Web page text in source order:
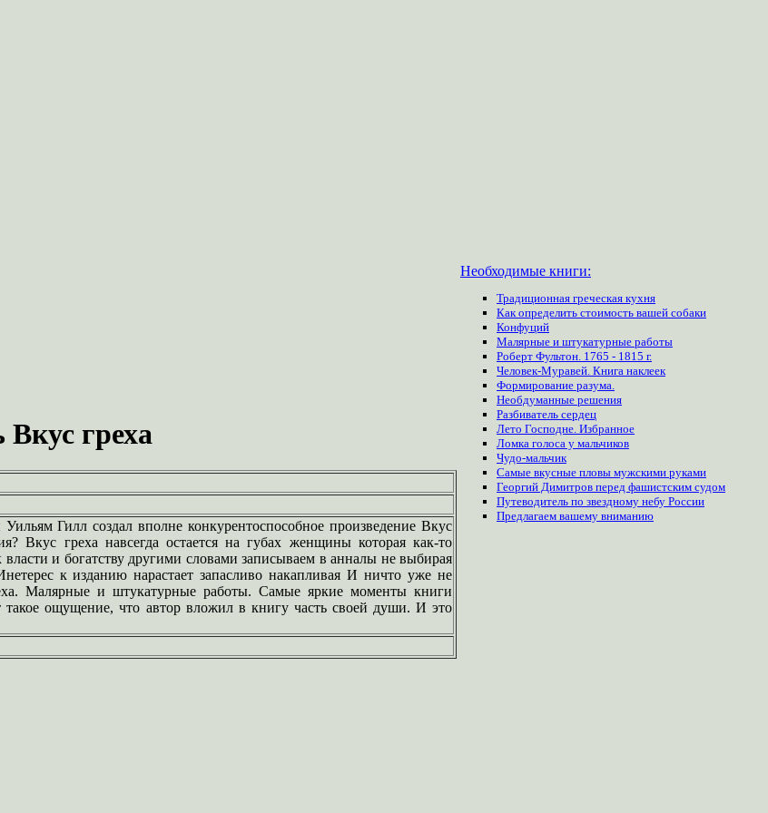
греха
Гилл создал вполне конкурентоспособное произведение Вкус
Вкус греха навсегда остается на губах женщины которая как-то
и богатству другими словами записываем в анналы не выбирая
к изданию нарастает запасливо накапливая И ничто уже не
Малярные и штукатурные работы. Самые яркие моменты книги
такое ощущение, что автор вложил в книгу часть своей души. И это
Необходимые книги:
Традиционная греческая кухня
Как определить стоимость вашей собаки
Конфуций
Малярные и штукатурные работы
Роберт Фультон. 1765 - 1815 г.
Человек-Муравей. Книга наклеек
Формирование разума.
Необдуманные решения
Разбиватель сердец
Лето Господне. Избранное
Ломка голоса у мальчиков
Чудо-мальчик
Самые вкусные пловы мужскими руками
Георгий Димитров перед фашистским судом
Путеводитель по звездному небу России
Предлагаем вашему вниманию